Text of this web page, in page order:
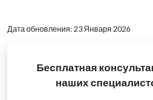
Дата обновления: 23 Января 2026
Бесплатная
наших